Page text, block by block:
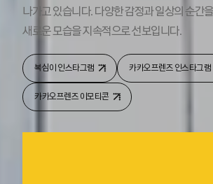
나가고 있습니다. 다양한 감정과 일상의 순간
새로운 모습을 지속적으로 선보입니다.
복심이 인스타그램 카카오프렌즈 인스타그램
카카오프렌즈 이모티콘